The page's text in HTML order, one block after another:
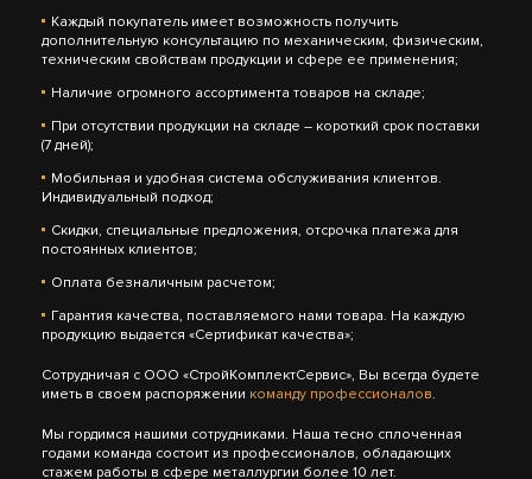
Каждый покупатель имеет возможность получить
дополнительную консультацию по механическим, физическим,
техническим свойствам продукции и сфере ее применения;
Наличие огромного ассортимента товаров на складе;
При отсутствии продукции на складе – короткий срок поставки
(7 дней);
Мобильная и удобная система обслуживания клиентов.
Индивидуальный подход;
Скидки, специальные предложения, отсрочка платежа для
постоянных клиентов;
Оплата безналичным расчетом;
Гарантия качества, поставляемого нами товара. На каждую
продукцию выдается «Сертификат качества»;
Сотрудничая с ООО «СтройКомплектСервис», Вы всегда будете
иметь в своем распоряжении команду профессионалов.
Мы гордимся нашими сотрудниками. Наша тесно сплоченная
годами команда состоит из профессионалов, обладающих
стажем работы в сфере металлургии более 10 лет.